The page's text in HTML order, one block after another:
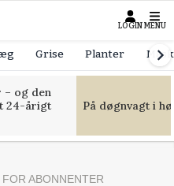
LOGIN MENU
Grise Planter
og den
24-årigt
På døgnvagt i
FOR ABONNENTER